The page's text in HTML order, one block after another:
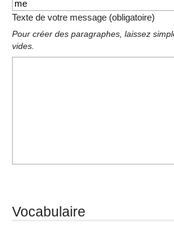
Texte de votre message (obligatoire)
Pour créer des paragraphes, laissez
vides.
Vocabulaire